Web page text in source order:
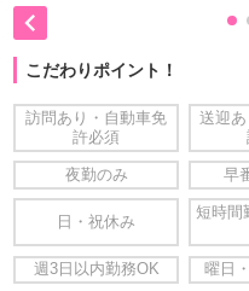

こだわりポイント！
訪問あり・自動車免
許必須
送迎
夜勤のみ 早
日・祝休み
短時間
週3日以内勤務OK 曜日